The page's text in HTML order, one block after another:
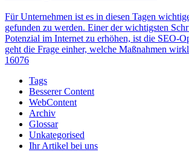
Für Unternehmen ist es in diesen Tagen
gefunden zu werden. Einer der wichtigsten
Potenzial im Internet zu erhöhen, ist die SEO-
geht die Frage einher, welche Maßnahmen
16076
Tags
Besserer Content
WebContent
Archiv
Glossar
Unkategorised
Ihr Artikel bei uns